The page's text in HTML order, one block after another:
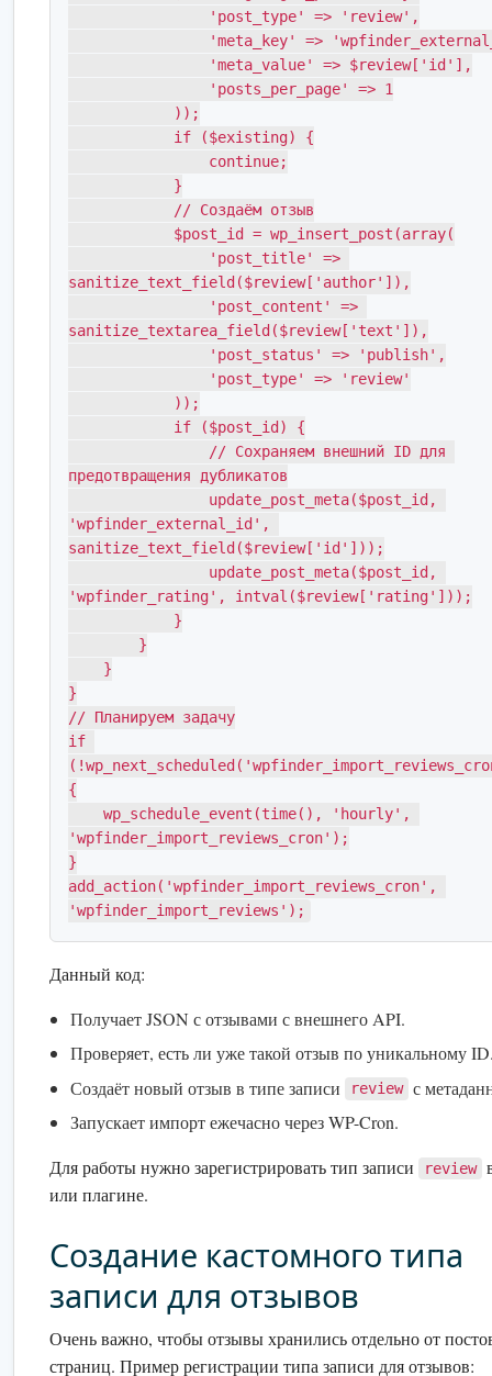
sanitize_text_field($review['author']),
sanitize_textarea_field($review['text']),
предотвращения дубликатов
'wpfinder_external_id',
sanitize_text_field($review['id']));
'wpfinder_rating', intval($review['rating']));
}
// Планируем задачу
if
{
'wpfinder_import_reviews_cron');
}
add_action('wpfinder_import_reviews_cron',
'wpfinder_import_reviews');
Данный код:
Получает JSON с отзывами с внешнего API.
Проверяет, есть ли уже такой отзыв по уникальному
Создаёт новый отзыв в типе записи
review с
Запускает импорт ежечасно через WP-Cron.
Для работы нужно зарегистрировать тип записи
review
или плагине.
Создание кастомного типа
записи для отзывов
Очень важно, чтобы отзывы хранились отдельно от
страниц. Пример регистрации типа записи для отзывов: